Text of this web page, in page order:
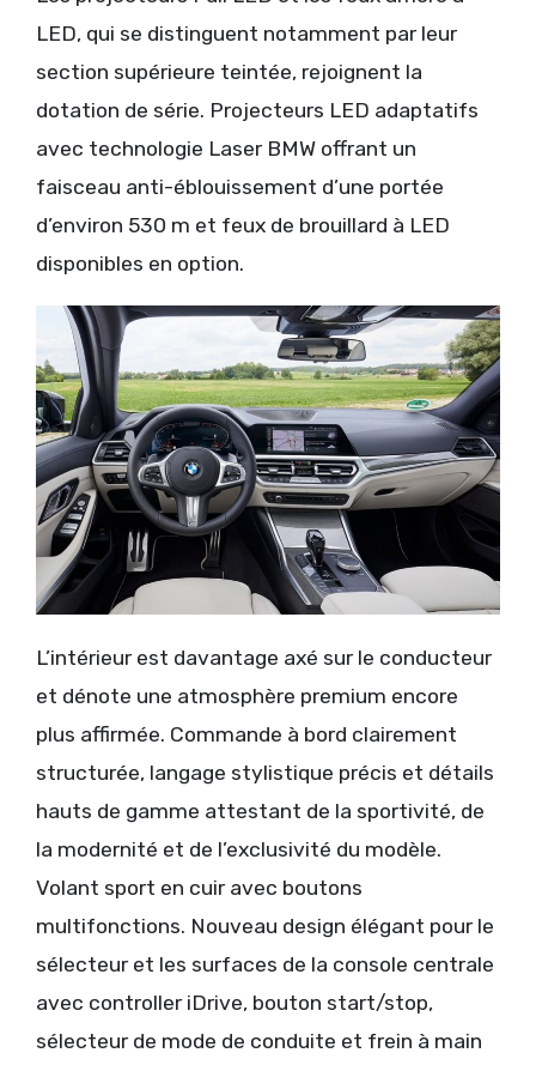
LED, qui se distinguent notamment par leur
section supérieure teintée, rejoignent la
dotation de série. Projecteurs LED adaptatifs
avec technologie Laser BMW offrant un
faisceau anti-éblouissement d’une portée
d’environ 530 m et feux de brouillard à LED
disponibles en option.
L’intérieur est davantage axé sur le conducteur
et dénote une atmosphère premium encore
plus affirmée. Commande à bord clairement
structurée, langage stylistique précis et détails
hauts de gamme attestant de la sportivité, de
la modernité et de l’exclusivité du modèle.
Volant sport en cuir avec boutons
multifonctions. Nouveau design élégant pour le
sélecteur et les surfaces de la console centrale
avec controller iDrive, bouton start/stop,
sélecteur de mode de conduite et frein à main